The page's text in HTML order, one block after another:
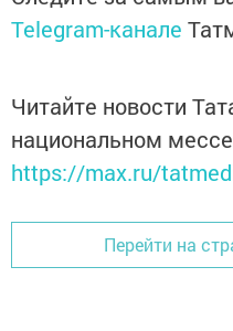
Telegram-канале
Читайте новости
национальном
https://max.ru/
Перейти на